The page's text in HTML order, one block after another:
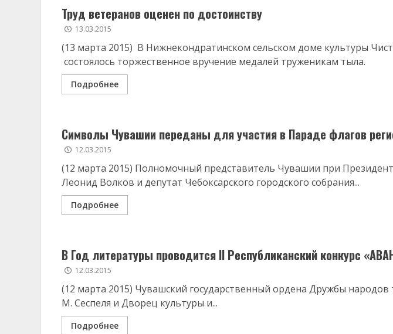
Труд ветеранов оценен по достоинству
13.03.2015
(13 марта 2015) В Нижнекондратинском сельском доме культуры
состоялось торжественное вручение медалей труженикам тыла.
Подробнее
Символы Чувашии переданы для участия в Параде флагов
12.03.2015
(12 марта 2015) Полномочный представитель Чувашии при
Леонид Волков и депутат Чебоксарского городского собрания...
Подробнее
В Год литературы проводится II Республиканский конкурс
12.03.2015
(12 марта 2015) Чувашский государственный ордена Дружбы народов
М. Сеспеля и Дворец культуры и...
Подробнее